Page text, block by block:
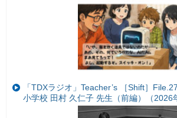
「TDXラジオ」Teacher’s ［Shift］
小学校 田村 久仁子 先生（前編）（2026